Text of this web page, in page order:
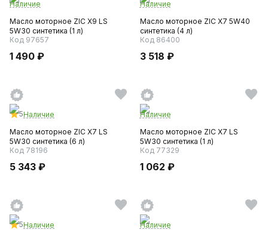
Наличие
Масло моторное ZIC X9 LS
5W30 синтетика (1 л)
Код 97657
1 490 ₽
Наличие
Масло моторное ZIC X7 5W40
синтетика (4 л)
Код 86400
3 518 ₽
5Наличие
Масло моторное ZIC X7 LS
5W30 синтетика (6 л)
Код 78196
5 343 ₽
Наличие
Масло моторное ZIC X7 LS
5W30 синтетика (1 л)
Код 77329
1 062 ₽
5Наличие
Наличие